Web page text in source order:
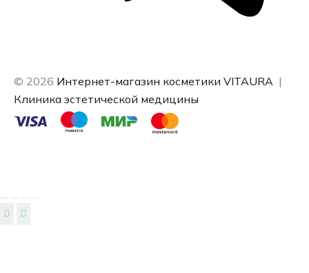
© 2026 Интернет-магазин косметики VITAURA |
Клиника эстетической медицины